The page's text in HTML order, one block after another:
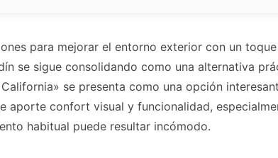
para mejorar el entorno exterior con un
se sigue consolidando como una alternativa
se presenta como una opción
aporte confort visual y funcionalidad,
habitual puede resultar incómodo.